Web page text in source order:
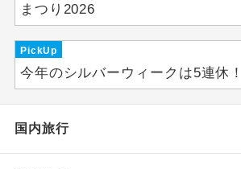
まつり2026
PickUp
今年のシルバーウィークは5連休！
国内旅行